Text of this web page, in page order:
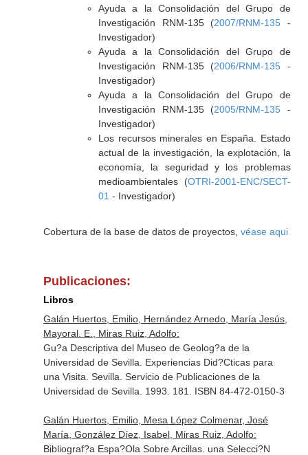
Ayuda a la Consolidación del Grupo de
Investigación RNM-135 (2007/RNM-135 -
Investigador)
Ayuda a la Consolidación del Grupo de
Investigación RNM-135 (2006/RNM-135 -
Investigador)
Ayuda a la Consolidación del Grupo de
Investigación RNM-135 (2005/RNM-135 -
Investigador)
Los recursos minerales en España. Estado
actual de la investigación, la explotación, la
economía, la seguridad y los problemas
medioambientales (OTRI-2001-ENC/SECT-
01 - Investigador)
Cobertura de la base de datos de proyectos, véase aqui
Publicaciones:
Libros
Galán Huertos, Emilio, Hernández Arnedo, María Jesús,
Mayoral. E., Miras Ruiz, Adolfo:
Gu?a Descriptiva del Museo de Geolog?a de la
Universidad de Sevilla. Experiencias Did?Cticas para
una Visita. Sevilla. Servicio de Publicaciones de la
Universidad de Sevilla. 1993. 181. ISBN 84-472-0150-3
Galán Huertos, Emilio, Mesa López Colmenar, José
María, González Díez, Isabel, Miras Ruiz, Adolfo:
Bibliograf?a Espa?Ola Sobre Arcillas. una Selecci?N